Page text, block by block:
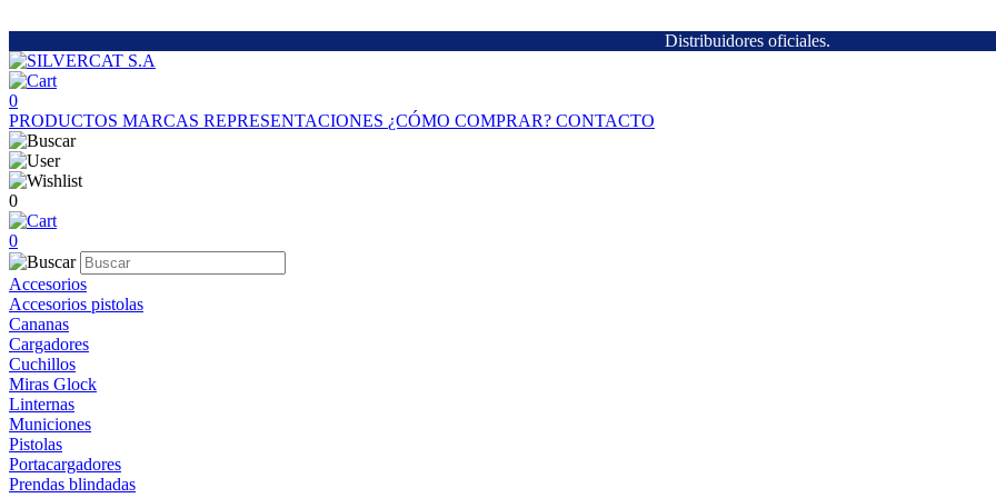
Distribuidores oficiales.
0
PRODUCTOS MARCAS REPRESENTACIONES ¿CÓMO COMPRAR? CONTACTO
0
0
Accesorios
Accesorios pistolas
Cananas
Cargadores
Cuchillos
Miras Glock
Linternas
Municiones
Pistolas
Portacargadores
Prendas blindadas